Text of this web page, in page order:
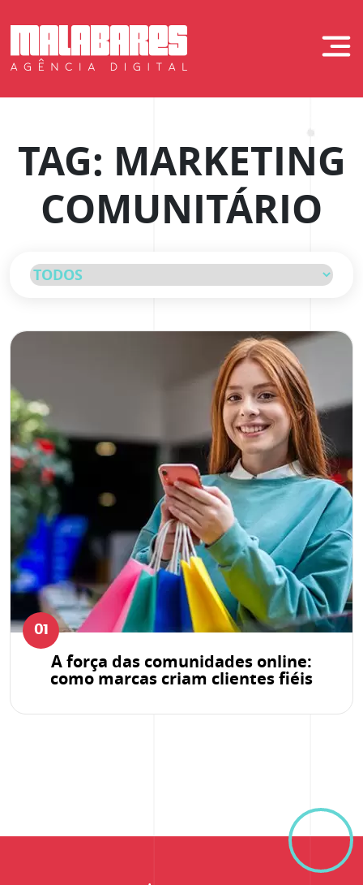
to
content
Malabares
TAG: MARKETING
COMUNITÁRIO
01
A força das comunidades online:
como marcas criam clientes fiéis